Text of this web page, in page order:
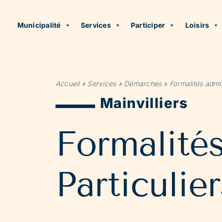
Municipalité Services Participer Loisirs
Accueil» Services» Démarches» Formalités
Mainvilliers